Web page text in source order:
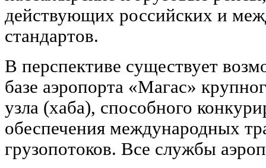
действующих российских и
стандартов.
В перспективе существует
базе аэропорта «Магас»
узла (хаба), способного
обеспечения международных
грузопотоков. Все службы